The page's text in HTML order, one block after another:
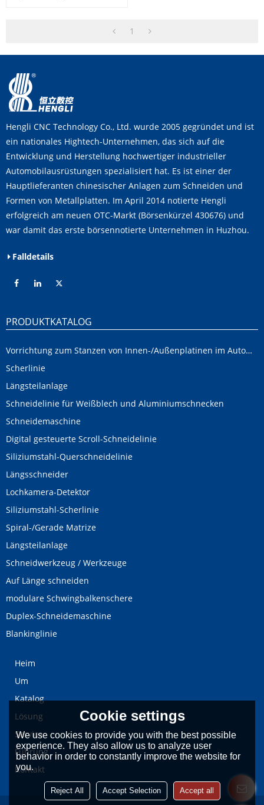
1
Hengli CNC Technology Co., Ltd. wurde 2005 gegründet und ist
ein nationales Hightech-Unternehmen, das sich auf die
Entwicklung und Herstellung hochwertiger industrieller
Automobilausrüstungen spezialisiert hat. Es ist einer der
Hauptlieferanten chinesischer Anlagen zum Schneiden und
Formen von Metallplatten. Im April 2014 notierte Hengli
erfolgreich am neuen OTC-Markt (Börsenkürzel 430676) und
war damit das erste börsennotierte Unternehmen in Huzhou.
Falldetails
PRODUKTKATALOG
Vorrichtung zum Stanzen von Innen-/Außenplatinen im Automobilbereich
Scherlinie
Längsteilanlage
Schneidelinie für Weißblech und Aluminiumschnecken
Schneidemaschine
Digital gesteuerte Scroll-Schneidelinie
Siliziumstahl-Querschneidelinie
Längsschneider
Lochkamera-Detektor
Siliziumstahl-Scherlinie
Spiral-/Gerade Matrize
Längsteilanlage
Schneidwerkzeug / Werkzeuge
Auf Länge schneiden
modulare Schwingbalkenschere
Duplex-Schneidemaschine
Blankinglinie
Heim
Um
Katalog
Lösung
Service
Führung
Kontakt
Cookie settings
We use cookies to provide you with the best possible
experience. They also allow us to analyze user
behavior in order to constantly improve the website for
you.
Reject All Accept Selection Accept all